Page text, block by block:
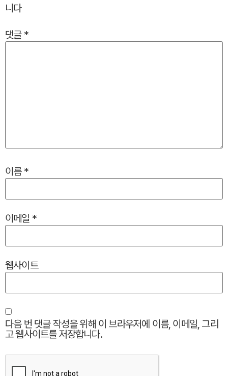
니다
댓글 *
이름 *
이메일 *
웹사이트
다음 번 댓글 작성을 위해 이 브라우저에 이름, 이메일, 그리
고 웹사이트를 저장합니다.